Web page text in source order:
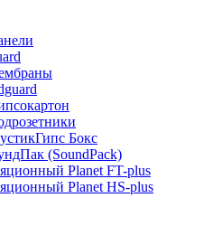
Бокс
(SoundPack)
Planet FT-plus
Planet HS-plus